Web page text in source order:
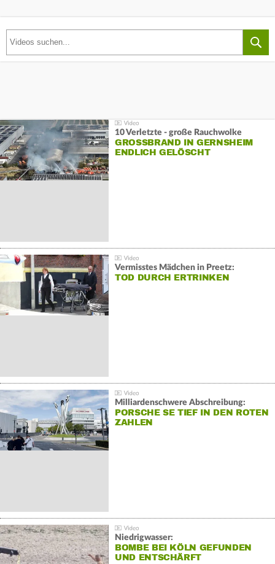
10 Verletzte - große Rauchwolke
GROSSBRAND IN GERNSHEIM E
NDLICH GELÖSCHT
Vermisstes Mädchen in Preetz:
TOD DURCH ERTRINKEN
Milliardenschwere Abschreibung:
PORSCHE SE TIEF IN DEN ROTEN
ZAHLEN
Niedrigwasser:
BOMBE BEI KÖLN GEFUNDEN
UND ENTSCHÄRFT